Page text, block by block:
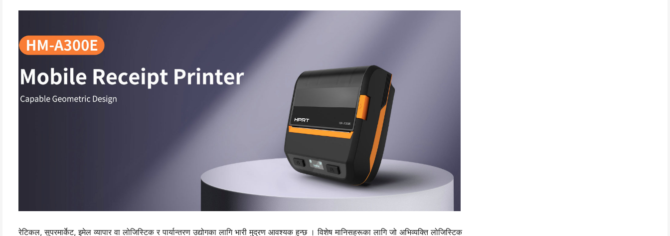
रेटिकल, सुपरमार्केट, इमेल व्यापार वा लोजिस्टिक र पार्यान्तरण उद्योगका लागि भारी मुद्रण आवश्यक हुन्छ । विशेष मानिसहरूका लागि जो अभिव्यक्ति लोजिस्टिक